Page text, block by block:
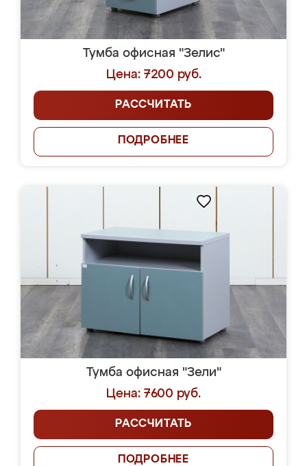
Тумба офисная "Зелис"
Цена: 7200 руб.
РАССЧИТАТЬ
ПОДРОБНЕЕ
Тумба офисная "Зели"
Цена: 7600 руб.
РАССЧИТАТЬ
ПОДРОБНЕЕ